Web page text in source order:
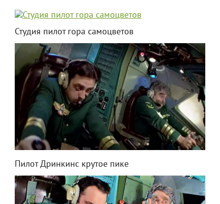
Студия пилот гора самоцветов
Пилот Дринкинс крутое пике